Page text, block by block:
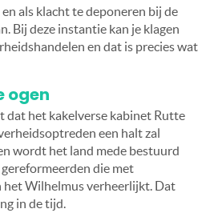
als klacht te deponeren bij de
Bij deze instantie kan je klagen
en dat is precies wat
ogen
dat het kakelverse kabinet Rutte
een halt zal
wordt het land mede bestuurd
die met
het Wilhelmus verheerlijkt. Dat
in de tijd.